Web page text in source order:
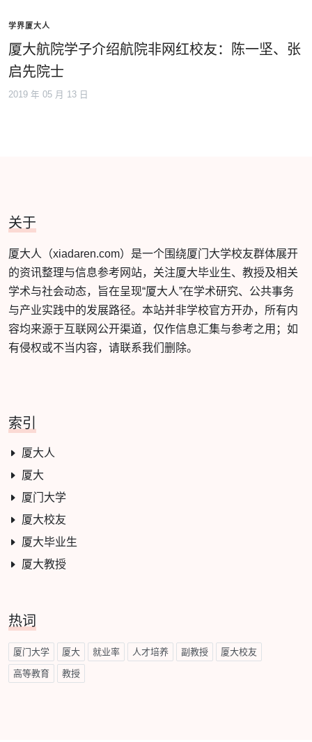
学界厦大人
厦大航院学子介绍航院非网红校友：陈一坚、张
启先院士
2019 年 05 月 13 日
关于
厦大人（xiadaren.com）是一个围绕厦门大学校友群体展开
的资讯整理与信息参考网站，关注厦大毕业生、教授及相关
学术与社会动态，旨在呈现“厦大人”在学术研究、公共事务
与产业实践中的发展路径。本站并非学校官方开办，所有内
容均来源于互联网公开渠道，仅作信息汇集与参考之用；如
有侵权或不当内容，请联系我们删除。
索引
厦大人
厦大
厦门大学
厦大校友
厦大毕业生
厦大教授
热词
厦门大学 厦大 就业率 人才培养 副教授 厦大校友
高等教育 教授